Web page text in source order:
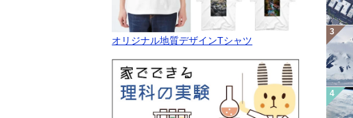
オリジナル地質デザインTシャツ